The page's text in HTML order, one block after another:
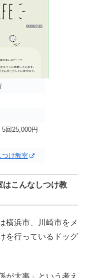
5回25,000円
つけ教室
はこんなしつけ教
横浜市、川崎市をメ
を行っているドッグ
が大事」という考え